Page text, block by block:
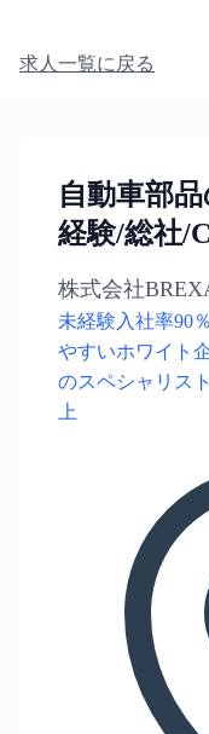
求人一覧に戻る
自動車部
経験/総社/
株式会社
未経験入社率90
やすいホワイト
のスペシャリス
上